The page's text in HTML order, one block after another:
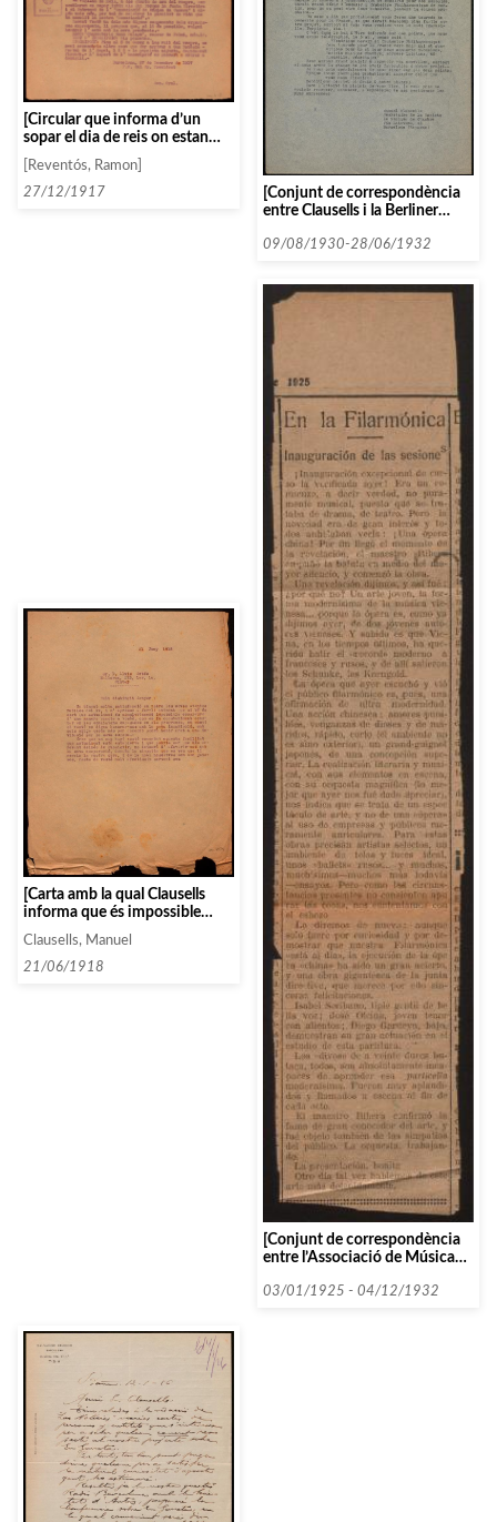
[Circular que informa d’un
sopar el dia de reis on estan
convidats la junta directiva i el
patronat]
[Reventós, Ramon]
27/12/1917
[Conjunt de correspondència
entre Clausells i la Berliner
Berlin]
09/08/1930-28/06/1932
[Carta amb la qual Clausells
informa que és impossible
compaure les seves
condicions, però que si paga
mitja quota més, tendrà dret a
Clausells, Manuel
21/06/1918
[Conjunt de correspondència
entre l’Associació de Música
Filharmónica de Valencia]
03/01/1925 - 04/12/1932